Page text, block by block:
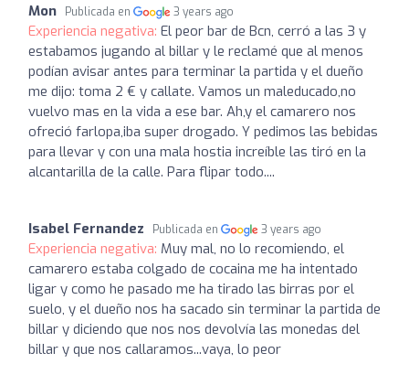
Mon Publicada en 3 years ago
Experiencia negativa: El peor bar de Bcn, cerró a las 3 y
estabamos jugando al billar y le reclamé que al menos
podían avisar antes para terminar la partida y el dueño
me dijo: toma 2 € y callate. Vamos un maleducado,no
vuelvo mas en la vida a ese bar. Ah,y el camarero nos
ofreció farlopa,iba super drogado. Y pedimos las bebidas
para llevar y con una mala hostia increíble las tiró en la
alcantarilla de la calle. Para flipar todo....
Isabel Fernandez Publicada en 3 years ago
Experiencia negativa: Muy mal, no lo recomiendo, el
camarero estaba colgado de cocaina me ha intentado
ligar y como he pasado me ha tirado las birras por el
suelo, y el dueño nos ha sacado sin terminar la partida de
billar y diciendo que nos nos devolvía las monedas del
billar y que nos callaramos...vaya, lo peor